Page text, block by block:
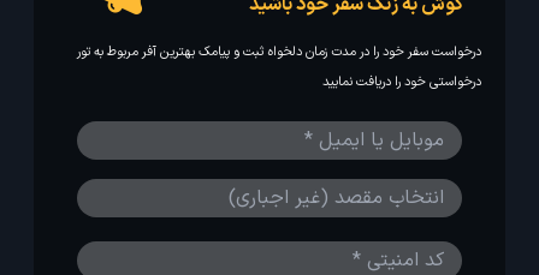
درخواست سفر خود را در مدت زمان دلخواه ثبت و پیامک بهترین آفر مربوط به تور
درخواستی خود را دریافت نمایید